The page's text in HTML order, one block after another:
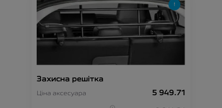
Захисна решітка
Ціна аксесуара 5 949.71